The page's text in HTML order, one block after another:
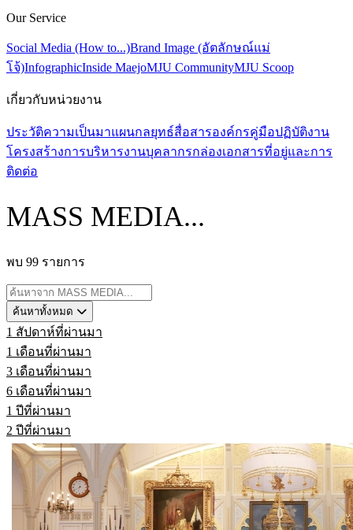
Our Service
Social Media (How to...)Brand Image (อัตลักษณ์แม่
โจ้)InfographicInside MaejoMJU CommunityMJU Scoop
เกี่ยวกับหน่วยงาน
ประวัติความเป็นมาแผนกลยุทธ์สื่อสารองค์กรคู่มือปฏิบัติงาน
โครงสร้างการบริหารงานบุคลากรกล่องเอกสารที่อยู่และการ
ติดต่อ
MASS MEDIA...
พบ 99 รายการ
ค้นหาทั้งหมด
1 สัปดาห์ที่ผ่านมา
1 เดือนที่ผ่านมา
3 เดือนที่ผ่านมา
6 เดือนที่ผ่านมา
1 ปีที่ผ่านมา
2 ปีที่ผ่านมา